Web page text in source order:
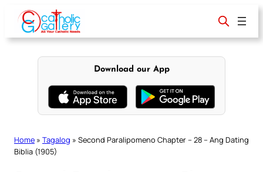
content
Download our App
Home » Tagalog » Second Paralipomeno Chapter – 28 – Ang Dating
Biblia (1905)